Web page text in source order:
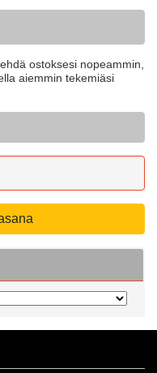
ostoksesi nopeammin,
aiemmin tekemiäsi